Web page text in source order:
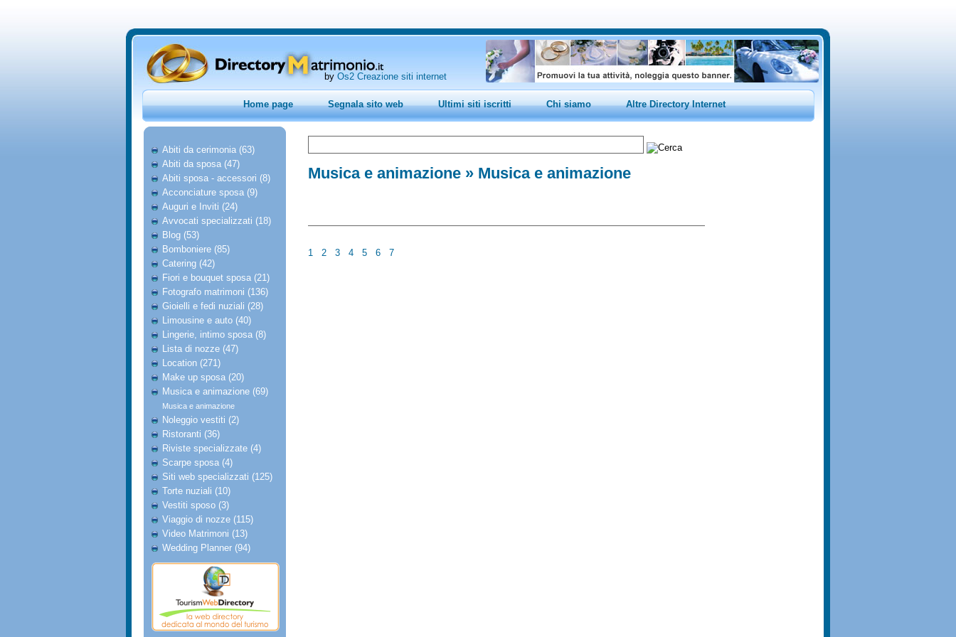
by Os2 Creazione siti internet
Home page Segnala sito web Ultimi siti iscritti Chi siamo Altre Directory Internet
Abiti da cerimonia (63)
Abiti da sposa (47)
Abiti sposa - accessori (8)
Acconciature sposa (9)
Auguri e Inviti (24)
Avvocati specializzati (18)
Blog (53)
Bomboniere (85)
Catering (42)
Fiori e bouquet sposa (21)
Fotografo matrimoni (136)
Gioielli e fedi nuziali (28)
Limousine e auto (40)
Lingerie, intimo sposa (8)
Lista di nozze (47)
Location (271)
Make up sposa (20)
Musica e animazione (69)
Musica e animazione
Noleggio vestiti (2)
Ristoranti (36)
Riviste specializzate (4)
Scarpe sposa (4)
Siti web specializzati (125)
Torte nuziali (10)
Vestiti sposo (3)
Viaggio di nozze (115)
Video Matrimoni (13)
Wedding Planner (94)
Musica e animazione » Musica e animazione
1 2 3 4 5 6 7